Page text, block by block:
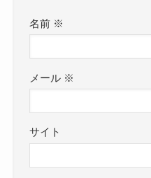
名前 ※
メール ※
サイト